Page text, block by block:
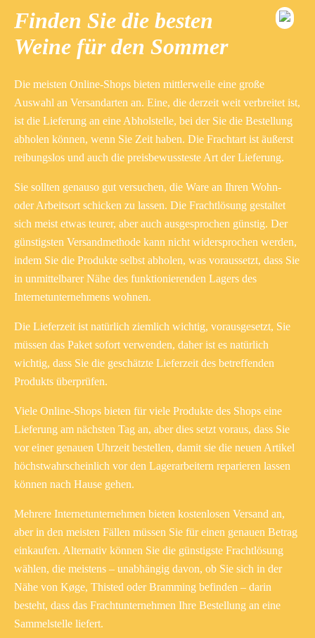
Finden Sie die besten
Weine für den Sommer
Die meisten Online-Shops bieten mittlerweile eine große
Auswahl an Versandarten an. Eine, die derzeit weit verbreitet ist,
ist die Lieferung an eine Abholstelle, bei der Sie die Bestellung
abholen können, wenn Sie Zeit haben. Die Frachtart ist äußerst
reibungslos und auch die preisbewussteste Art der Lieferung.
Sie sollten genauso gut versuchen, die Ware an Ihren Wohn-
oder Arbeitsort schicken zu lassen. Die Frachtlösung gestaltet
sich meist etwas teurer, aber auch ausgesprochen günstig. Der
günstigsten Versandmethode kann nicht widersprochen werden,
indem Sie die Produkte selbst abholen, was voraussetzt, dass Sie
in unmittelbarer Nähe des funktionierenden Lagers des
Internetunternehmens wohnen.
Die Lieferzeit ist natürlich ziemlich wichtig, vorausgesetzt, Sie
müssen das Paket sofort verwenden, daher ist es natürlich
wichtig, dass Sie die geschätzte Lieferzeit des betreffenden
Produkts überprüfen.
Viele Online-Shops bieten für viele Produkte des Shops eine
Lieferung am nächsten Tag an, aber dies setzt voraus, dass Sie
vor einer genauen Uhrzeit bestellen, damit sie die neuen Artikel
höchstwahrscheinlich vor den Lagerarbeitern reparieren lassen
können nach Hause gehen.
Mehrere Internetunternehmen bieten kostenlosen Versand an,
aber in den meisten Fällen müssen Sie für einen genauen Betrag
einkaufen. Alternativ können Sie die günstigste Frachtlösung
wählen, die meistens – unabhängig davon, ob Sie sich in der
Nähe von Køge, Thisted oder Bramming befinden – darin
besteht, dass das Frachtunternehmen Ihre Bestellung an eine
Sammelstelle liefert.